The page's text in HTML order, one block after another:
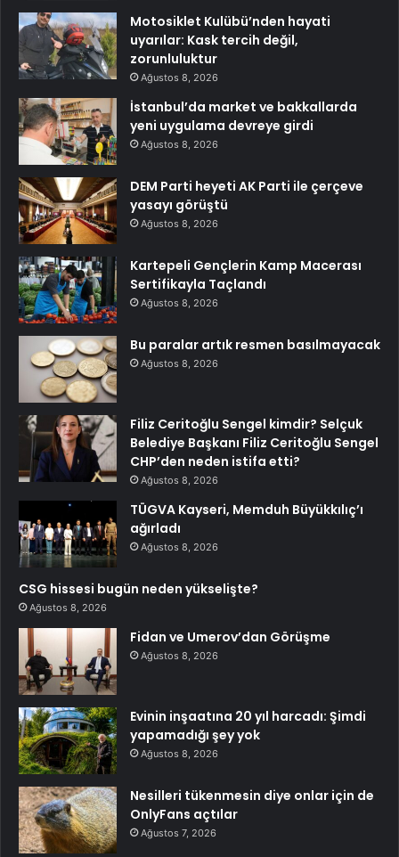
Motosiklet Kulübü’nden hayati
uyarılar: Kask tercih değil,
zorunluluktur
Ağustos 8, 2026
İstanbul’da market ve bakkallarda
yeni uygulama devreye girdi
Ağustos 8, 2026
DEM Parti heyeti AK Parti ile çerçeve
yasayı görüştü
Ağustos 8, 2026
Kartepeli Gençlerin Kamp Macerası
Sertifikayla Taçlandı
Ağustos 8, 2026
Bu paralar artık resmen basılmayacak
Ağustos 8, 2026
Filiz Ceritoğlu Sengel kimdir? Selçuk
Belediye Başkanı Filiz Ceritoğlu Sengel
CHP’den neden istifa etti?
Ağustos 8, 2026
TÜGVA Kayseri, Memduh Büyükkılıç’ı
ağırladı
Ağustos 8, 2026
CSG hissesi bugün neden yükselişte?
Ağustos 8, 2026
Fidan ve Umerov’dan Görüşme
Ağustos 8, 2026
Evinin inşaatına 20 yıl harcadı: Şimdi
yapamadığı şey yok
Ağustos 8, 2026
Nesilleri tükenmesin diye onlar için de
OnlyFans açtılar
Ağustos 7, 2026